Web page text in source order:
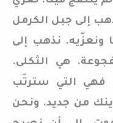
إلى جبل الكرمل
ونعزّيه. نذهب إلى
هي الثكلى.
فهي التي سترتّب
من جديد. ونحن